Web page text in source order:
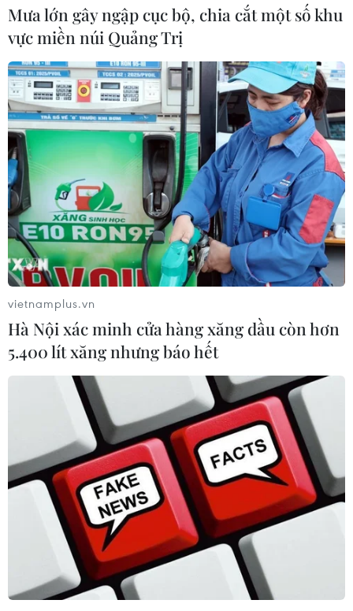
Mưa lớn gây ngập cục bộ, chia cắt một số khu
vực miền núi Quảng Trị
vietnamplus.vn
Hà Nội xác minh cửa hàng xăng dầu còn hơn
5.400 lít xăng nhưng báo hết